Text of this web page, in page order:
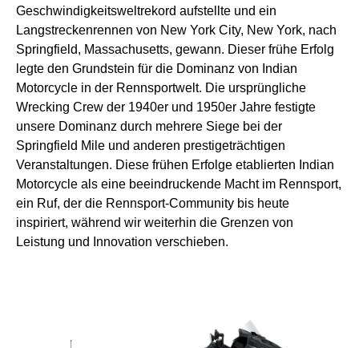
Geschwindigkeitsweltrekord aufstellte und ein
Langstreckenrennen von New York City, New York, nach
Springfield, Massachusetts, gewann. Dieser frühe Erfolg
legte den Grundstein für die Dominanz von Indian
Motorcycle in der Rennsportwelt. Die ursprüngliche
Wrecking Crew der 1940er und 1950er Jahre festigte
unsere Dominanz durch mehrere Siege bei der
Springfield Mile und anderen prestigeträchtigen
Veranstaltungen. Diese frühen Erfolge etablierten Indian
Motorcycle als eine beeindruckende Macht im Rennsport,
ein Ruf, der die Rennsport-Community bis heute
inspiriert, während wir weiterhin die Grenzen von
Leistung und Innovation verschieben.